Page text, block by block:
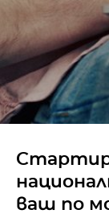
ваш по